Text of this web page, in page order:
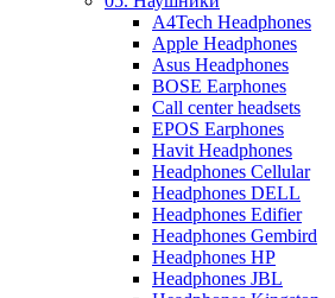
A4Tech Headphones
Apple Headphones
Asus Headphones
BOSE Earphones
Call center headsets
EPOS Earphones
Havit Headphones
Headphones Cellular
Headphones DELL
Headphones Edifier
Headphones Gembird
Headphones HP
Headphones JBL